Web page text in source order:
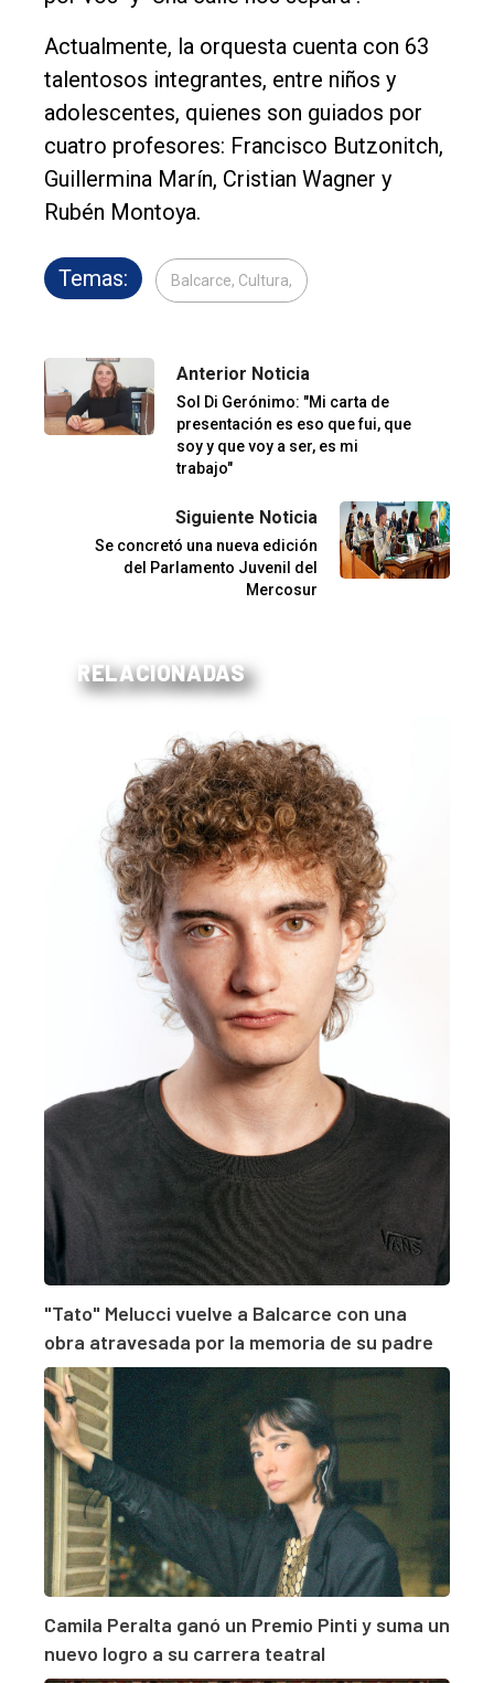
Actualmente, la orquesta cuenta con 63
talentosos integrantes, entre niños y
adolescentes, quienes son guiados por
cuatro profesores: Francisco Butzonitch,
Guillermina Marín, Cristian Wagner y
Rubén Montoya.
Temas: Balcarce, Cultura,
Anterior Noticia
Sol Di Gerónimo: "Mi carta de
presentación es eso que fui, que
soy y que voy a ser, es mi
trabajo"
Siguiente Noticia
Se concretó una nueva edición
del Parlamento Juvenil del
Mercosur
RELACIONADAS
"Tato" Melucci vuelve a Balcarce con una
obra atravesada por la memoria de su padre
Camila Peralta ganó un Premio Pinti y suma un
nuevo logro a su carrera teatral